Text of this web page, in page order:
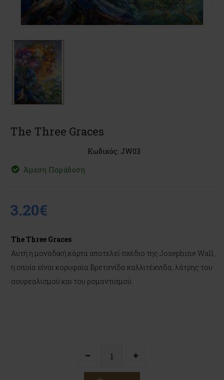
The Three Graces
Κωδικός: JW03
Άμεση Παράδοση
3.20€
The Three Graces
Αυτή η μοναδική κάρτα αποτελεί σχέδιο της Josephine Wall,
η οποία είναι κορυφαία Βρετανίδα καλλιτέχνιδα, λάτρης του
σουρεαλισμού και του ρομαντισμού.